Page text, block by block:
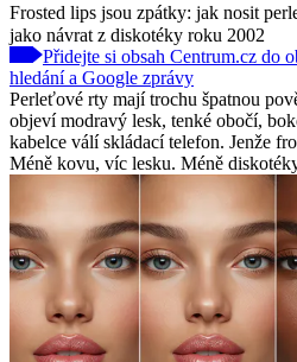
Frosted lips jsou zpátky: jak nosit
jako návrat z diskotéky roku 2002
Přidejte si obsah Centrum.cz do
hledání a Google zprávy
Perleťové rty mají trochu špatnou
objeví modravý lesk, tenké obočí,
kabelce válí skládací telefon. Jenže
Méně kovu, víc lesku. Méně